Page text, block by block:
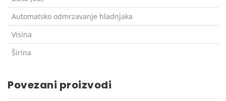
Automatsko odmrzavanje hladnjaka
Visina
Širina
Povezani proizvodi